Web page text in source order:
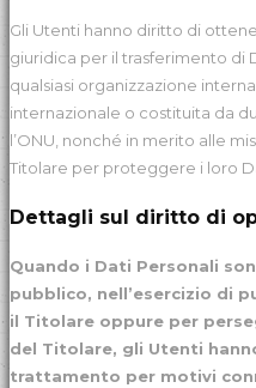
Gli Utenti hanno diritto di
giuridica per il trasferimento di
qualsiasi organizzazione
internazionale o costituita da
l’ONU, nonché in merito alle
Titolare per proteggere i loro
Dettagli sul diritto di
Quando i Dati Personali
pubblico, nell’esercizio di
il Titolare oppure per
del Titolare, gli Utenti
trattamento per motivi